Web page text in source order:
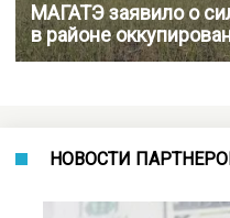
МАГАТЭ заявило о
в районе
НОВОСТИ